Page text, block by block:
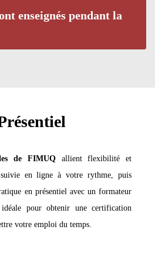
enseignés pendant la
de FIMUQallient flexibilité et
en ligne à votre rythme, puis
en présentiel avec un formateur
pour obtenir une certification
votre emploi du temps.